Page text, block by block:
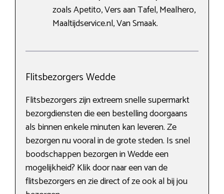
zoals Apetito, Vers aan Tafel, Mealhero,
Maaltijdservice.nl, Van Smaak.
Flitsbezorgers Wedde
Flitsbezorgers zijn extreem snelle supermarkt
bezorgdiensten die een bestelling doorgaans
als binnen enkele minuten kan leveren. Ze
bezorgen nu vooral in de grote steden. Is snel
boodschappen bezorgen in Wedde een
mogelijkheid? Klik door naar een van de
flitsbezorgers en zie direct of ze ook al bij jou